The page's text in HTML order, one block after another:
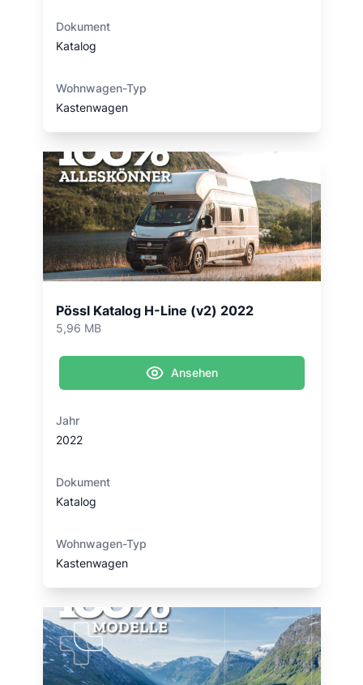
Dokument
Katalog
Wohnwagen-Typ
Kastenwagen
Pössl Katalog H-Line (v2) 2022
5,96 MB
Ansehen
Jahr
2022
Dokument
Katalog
Wohnwagen-Typ
Kastenwagen